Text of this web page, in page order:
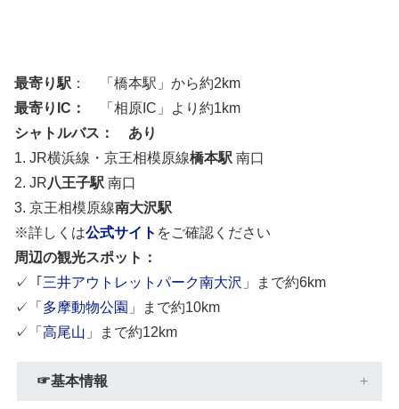
最寄り駅 ： 「橋本駅」から約2km
最寄りIC：
「相原IC」より約1km
シャトルバス：
あり
1. JR横浜線・京王相模原線橋本駅 南口
2. JR八王子駅 南口
3. 京王相模原線南大沢駅
※詳しくは公式サイト をご確認ください
周辺の観光スポット：
✓「 三井アウトレットパーク南大沢 」まで約6km
✓「 多摩動物公園 」まで約10km
✓「 高尾山 」まで約12km
☞基本情報